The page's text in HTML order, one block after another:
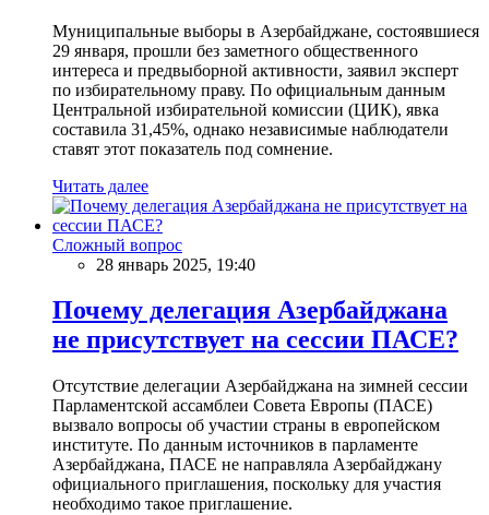
Муниципальные выборы в Азербайджане, состоявшиеся
29 января, прошли без заметного общественного
интереса и предвыборной активности, заявил эксперт
по избирательному праву. По официальным данным
Центральной избирательной комиссии (ЦИК), явка
составила 31,45%, однако независимые наблюдатели
ставят этот показатель под сомнение.
Читать далее
Сложный вопрос
28 январь 2025, 19:40
Почему делегация Азербайджана
не присутствует на сессии ПАСЕ?
Отсутствие делегации Азербайджана на зимней сессии
Парламентской ассамблеи Совета Европы (ПАСЕ)
вызвало вопросы об участии страны в европейском
институте. По данным источников в парламенте
Азербайджана, ПАСЕ не направляла Азербайджану
официального приглашения, поскольку для участия
необходимо такое приглашение.